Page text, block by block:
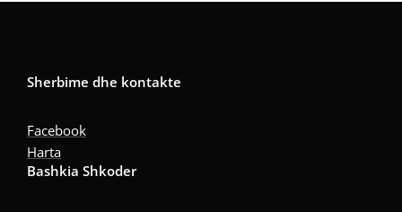
Sherbime dhe kontakte
Facebook
Harta
Bashkia Shkoder